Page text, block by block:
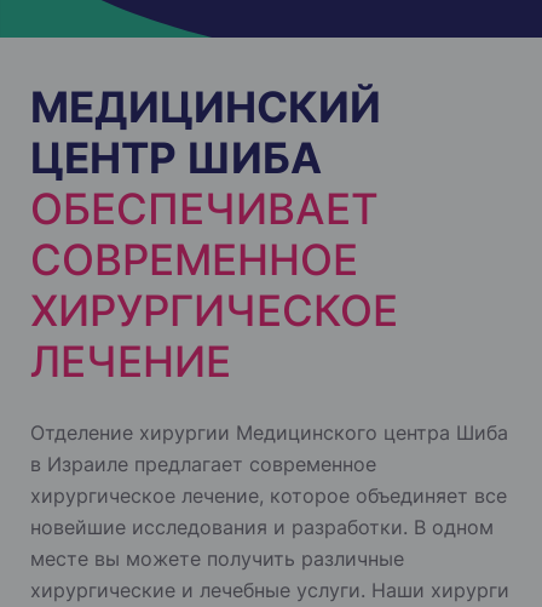
МЕДИЦИНСКИЙ
ЦЕНТР ШИБА
ОБЕСПЕЧИВАЕТ
СОВРЕМЕННОЕ
ХИРУРГИЧЕСКОЕ
ЛЕЧЕНИЕ
Отделение хирургии Медицинского центра Шиба
в Израиле предлагает современное
хирургическое лечение, которое объединяет все
новейшие исследования и разработки. В одном
месте вы можете получить различные
хирургические и лечебные услуги. Наши хирурги